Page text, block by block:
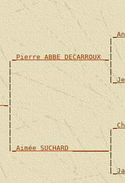
|
|
_Pierre ABBE DECARROUX _|
|                        |
|
|                        |
|
|
_ |
|
|
|
|                        |
|                        |
|
_Aimée SUCHARD _________ |
|
|
|